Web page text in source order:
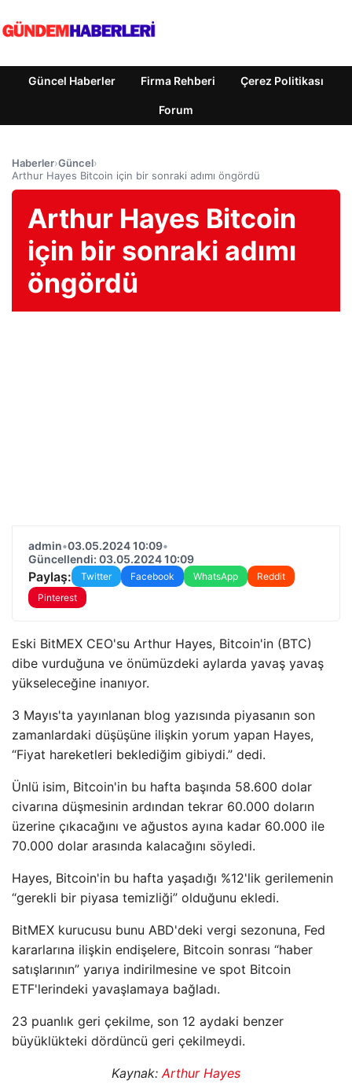
Güncel Haberler Firma Rehberi Çerez Politikası
Forum
Haberler›Güncel›
Arthur Hayes Bitcoin için bir sonraki adımı öngördü
Arthur Hayes Bitcoin
için bir sonraki adımı
öngördü
admin•03.05.2024 10:09•
Güncellendi: 03.05.2024 10:09
Paylaş: Twitter Facebook WhatsApp
Reddit
Pinterest
Eski BitMEX CEO'su Arthur Hayes, Bitcoin'in (BTC)
dibe vurduğuna ve önümüzdeki aylarda yavaş yavaş
yükseleceğine inanıyor.
3 Mayıs'ta yayınlanan blog yazısında piyasanın son
zamanlardaki düşüşüne ilişkin yorum yapan Hayes,
“Fiyat hareketleri beklediğim gibiydi.” dedi.
Ünlü isim, Bitcoin'in bu hafta başında 58.600 dolar
civarına düşmesinin ardından tekrar 60.000 doların
üzerine çıkacağını ve ağustos ayına kadar 60.000 ile
70.000 dolar arasında kalacağını söyledi.
Hayes, Bitcoin'in bu hafta yaşadığı %12'lik gerilemenin
“gerekli bir piyasa temizliği” olduğunu ekledi.
BitMEX kurucusu bunu ABD'deki vergi sezonuna, Fed
kararlarına ilişkin endişelere, Bitcoin sonrası “haber
satışlarının” yarıya indirilmesine ve spot Bitcoin
ETF'lerindeki yavaşlamaya bağladı.
23 puanlık geri çekilme, son 12 aydaki benzer
büyüklükteki dördüncü geri çekilmeydi.
Kaynak:Arthur Hayes